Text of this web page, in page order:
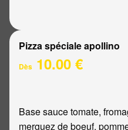
Pizza spéciale apollino
Dès 10.00 €
Base sauce tomate,
merguez de boeuf,